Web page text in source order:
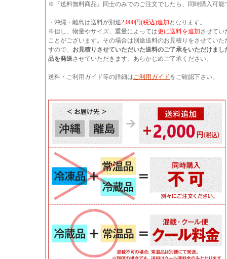
※『送料無料商品』同士のみでのご注文でしたら、同時購入可能
・沖縄・離島は送料が別途2,000円(税込)追加 となります。
※但し、物量やサイズ、重量によっては更に送料を追加させてい
ことがございます。その場合は別途送料のお見積りをさせていた
すので、 お見積りさせていただいた送料のご了承をいただけまし
品を発送させていただきます。あらかじめご了承ください。
送料・ご利用ガイド等の詳細はご利用ガイドをご確認下さい。